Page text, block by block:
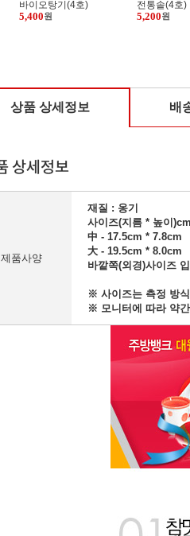
전통솥(4호)
5,200원
바이오탕기
2,700원
상품 상세정보 배
제품사양
재질 : 옹기
사이즈(지름 * 높이
中 - 17.5cm * 7.8cm
大 - 19.5cm * 8.0cm
바깥쪽(외경)사이즈
※ 사이즈는 측정 방
※ 모니터에 따라 약